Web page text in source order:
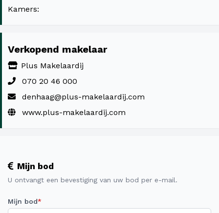
Kamers:
Verkopend makelaar
Plus Makelaardij
070 20 46 000
denhaag@plus-makelaardij.com
www.plus-makelaardij.com
Mijn bod
U ontvangt een bevestiging van uw bod per e-mail.
Mijn bod*